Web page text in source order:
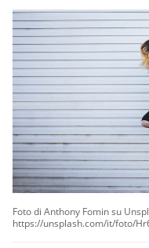
Foto di Anthony Fomin su
https://unsplash.com/it/foto/